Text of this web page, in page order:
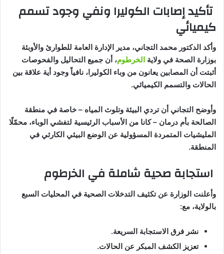
تأكيد إصابات الكوليرا ونفي وجود تسمم
كيميائي
وأكد الدكتور محمد التجاني، مدير الإدارة العامة للطوارئ والأوبئة
بوزارة الصحة في ولاية الخرطوم، أن جميع التحاليل والفحوصات
أثبتت أن المصابين يعانون من وباء الكوليرا، نافياً وجود أية علاقة بين
الحالات والتسمم الكيميائي.
وأوضح التجاني أن تردي البيئة وتلوث المياه – خاصة في منطقة
الصالحة بأم درمان – كانا من الأسباب الرئيسية لتفشي الوباء، محمّلًا
المليشيات المتمردة المسؤولية عن الوضع البيئي الكارثي في
المنطقة.
استجابة صحية شاملة في الخرطوم
وأعلنت الوزارة عن تكثيف التدخلات الصحية في المحليات السبع
بالولاية، مع:
نشر فرق الاستجابة السريعة.
تعزيز الكشف المبكر عن الحالات.